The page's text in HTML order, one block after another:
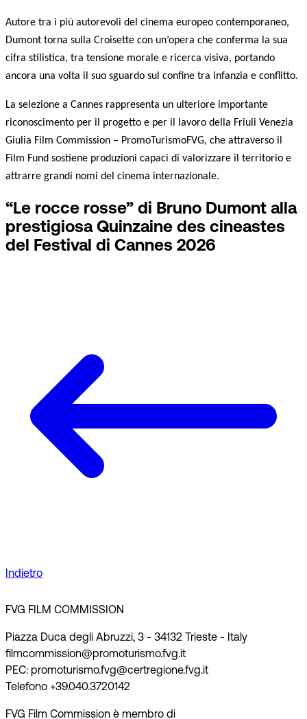
Autore tra i più autorevoli del cinema europeo contemporaneo,
Dumont torna sulla Croisette con un’opera che conferma la sua
cifra stilistica, tra tensione morale e ricerca visiva, portando
ancora una volta il suo sguardo sul confine tra infanzia e conflitto.
La selezione a Cannes rappresenta un ulteriore importante
riconoscimento per il progetto e per il lavoro della Friuli Venezia
Giulia Film Commission – PromoTurismoFVG, che attraverso il
Film Fund sostiene produzioni capaci di valorizzare il territorio e
attrarre grandi nomi del cinema internazionale.
“Le rocce rosse” di Bruno Dumont alla
prestigiosa Quinzaine des cineastes
del Festival di Cannes 2026
Indietro
FVG FILM COMMISSION
Piazza Duca degli Abruzzi, 3 - 34132 Trieste - Italy
filmcommission@promoturismo.fvg.it
PEC: promoturismo.fvg@certregione.fvg.it
Telefono +39.040.3720142
FVG Film Commission è membro di